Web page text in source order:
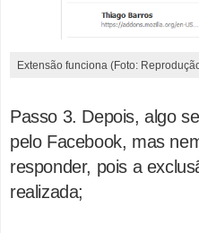
Extensão funciona (Foto:
Passo 3. Depois, algo
pelo Facebook, mas
responder, pois a
realizada;